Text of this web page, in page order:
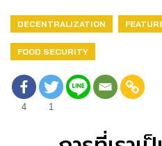
DECENTRALIZATION
FOOD SECURITY
4 1